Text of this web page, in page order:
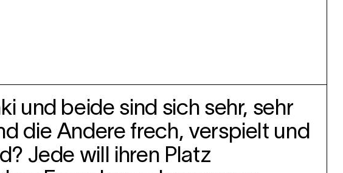
und beide sind sich sehr, sehr
die Andere frech, verspielt und
Jede will ihren Platz